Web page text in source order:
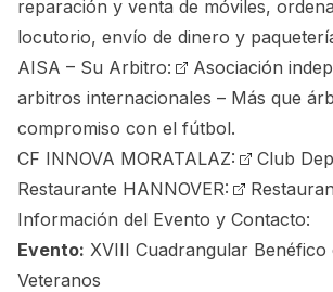
reparación y venta de móviles,
locutorio, envío de dinero y
AISA – Su Arbitro:
Asociación
arbitros internacionales – Más que
compromiso con el fútbol.
CF INNOVA MORATALAZ:
Club
Restaurante HANNOVER:
Información del Evento y Contacto:
Evento: XVIII Cuadrangular Benéfico
Veteranos